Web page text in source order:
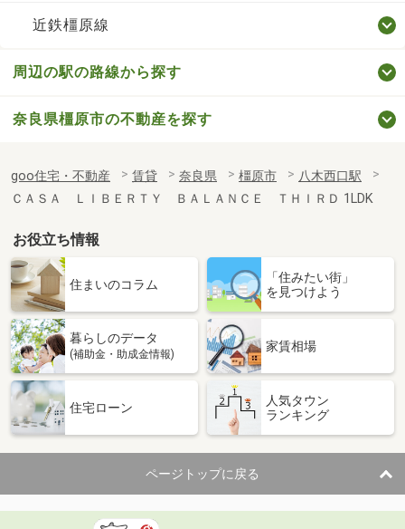
近鉄橿原線
周辺の駅の路線から探す
奈良県橿原市の不動産を探す
goo住宅・不動産 賃貸 奈良県 橿原市
八木西口駅
ＣＡＳＡ ＬＩＢＥＲＴＹ ＢＡＬＡＮＣＥ ＴＨＩＲＤ 1LDK
お役立ち情報
住まいのコラム
「住みたい街」
を見つけよう
暮らしのデータ
(補助金・助成金情報)
家賃相場
住宅ローン
人気タウン
ランキング
ページトップに戻る